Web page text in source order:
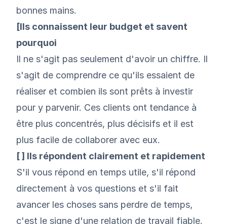
bonnes mains.
[Ils connaissent leur budget et savent
pourquoi
Il ne s'agit pas seulement d'avoir un chiffre. Il
s'agit de comprendre ce qu'ils essaient de
réaliser et combien ils sont prêts à investir
pour y parvenir. Ces clients ont tendance à
être plus concentrés, plus décisifs et il est
plus facile de collaborer avec eux.
[ ] Ils répondent clairement et rapidement
S'il vous répond en temps utile, s'il répond
directement à vos questions et s'il fait
avancer les choses sans perdre de temps,
c'est le signe d'une relation de travail fiable.